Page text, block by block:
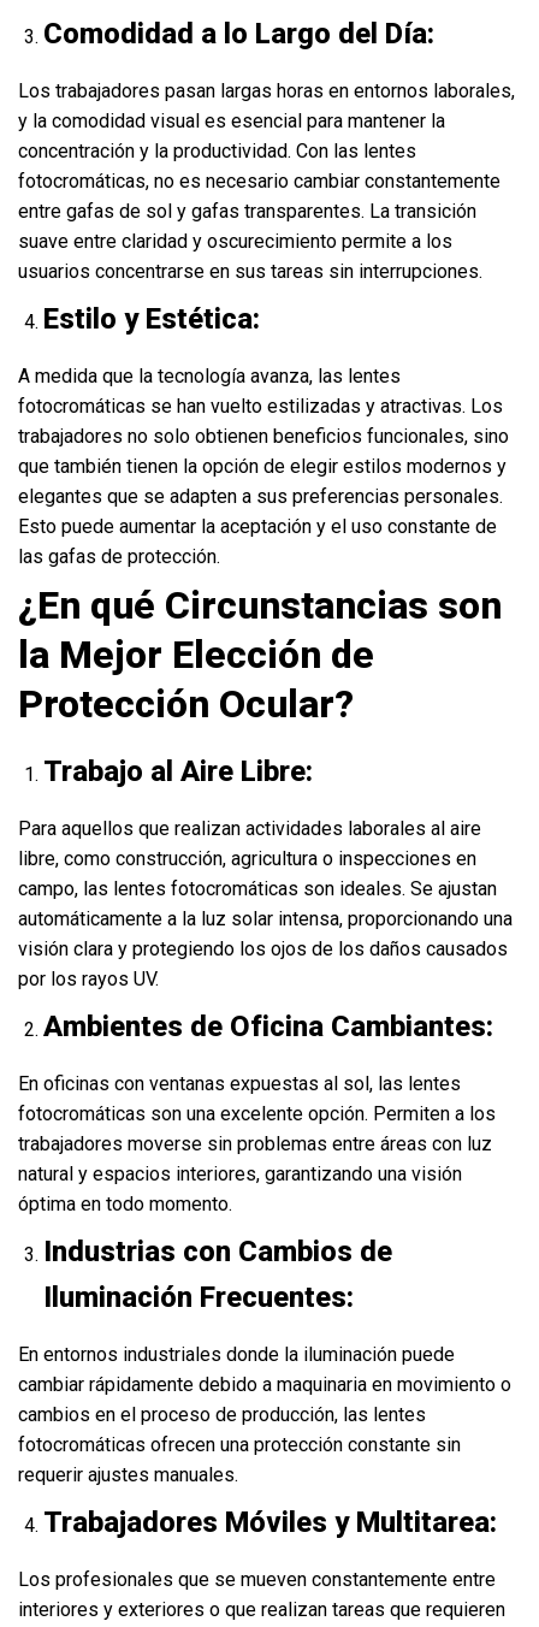
Comodidad a lo Largo del Día:
Los trabajadores pasan largas horas en entornos laborales,
y la comodidad visual es esencial para mantener la
concentración y la productividad. Con las lentes
fotocromáticas, no es necesario cambiar constantemente
entre gafas de sol y gafas transparentes. La transición
suave entre claridad y oscurecimiento permite a los
usuarios concentrarse en sus tareas sin interrupciones.
Estilo y Estética:
A medida que la tecnología avanza, las lentes
fotocromáticas se han vuelto estilizadas y atractivas. Los
trabajadores no solo obtienen beneficios funcionales, sino
que también tienen la opción de elegir estilos modernos y
elegantes que se adapten a sus preferencias personales.
Esto puede aumentar la aceptación y el uso constante de
las gafas de protección.
¿En qué Circunstancias son
la Mejor Elección de
Protección Ocular?
Trabajo al Aire Libre:
Para aquellos que realizan actividades laborales al aire
libre, como construcción, agricultura o inspecciones en
campo, las lentes fotocromáticas son ideales. Se ajustan
automáticamente a la luz solar intensa, proporcionando una
visión clara y protegiendo los ojos de los daños causados
por los rayos UV.
Ambientes de Oficina Cambiantes:
En oficinas con ventanas expuestas al sol, las lentes
fotocromáticas son una excelente opción. Permiten a los
trabajadores moverse sin problemas entre áreas con luz
natural y espacios interiores, garantizando una visión
óptima en todo momento.
Industrias con Cambios de
Iluminación Frecuentes:
En entornos industriales donde la iluminación puede
cambiar rápidamente debido a maquinaria en movimiento o
cambios en el proceso de producción, las lentes
fotocromáticas ofrecen una protección constante sin
requerir ajustes manuales.
Trabajadores Móviles y Multitarea:
Los profesionales que se mueven constantemente entre
interiores y exteriores o que realizan tareas que requieren